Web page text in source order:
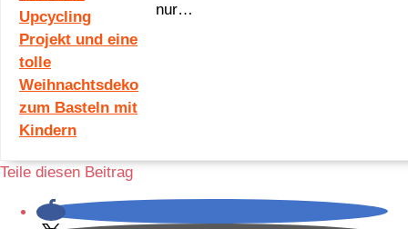
nur…
Teile diesen Beitrag